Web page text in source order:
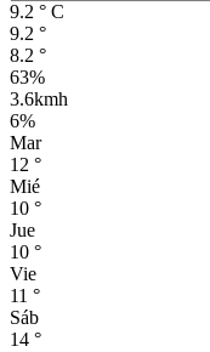
9.2 ° C
9.2 °
8.2 °
63%
3.6kmh
6%
Mar
12 °
Mié
10 °
Jue
10 °
Vie
11 °
Sáb
14 °